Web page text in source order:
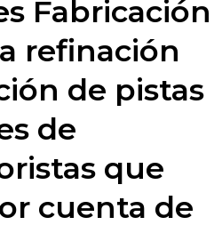
Fabricación
refinación
de pistas
de
que
cuenta de